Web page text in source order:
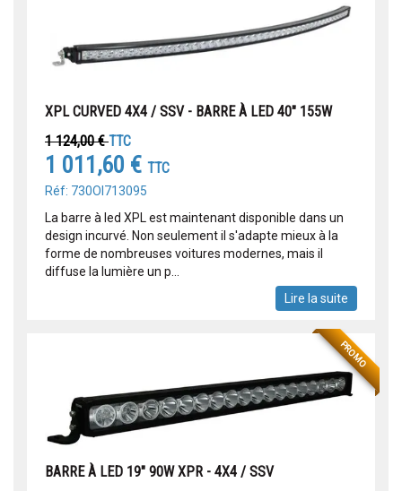
XPL CURVED 4X4 / SSV - BARRE À LED 40" 155W
1 124,00 €TTC
1 011,60 € TTC
Réf: 730OI713095
La barre à led XPL est maintenant disponible dans un
design incurvé. Non seulement il s'adapte mieux à la
forme de nombreuses voitures modernes, mais il
diffuse la lumière un p...
Lire la suite
PROMO
BARRE À LED 19" 90W XPR - 4X4 / SSV